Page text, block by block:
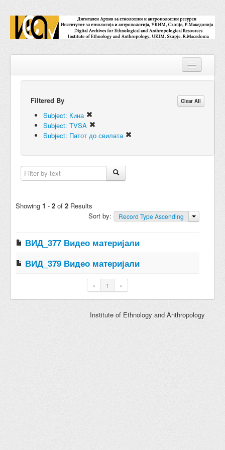
Repositories
Collections
Digital Objects
Subjects
Names
Filtered By Clear All
Subject: Кина
Subject: TVSA
Subject: Патот до свилата
Showing 1 - 2 of 2 Results
Sort by:
Record Type Ascending
ВИД_377 Видео материјали
ВИД_379 Видео материјали
« 1 »
Institute of Ethnology and Anthropology